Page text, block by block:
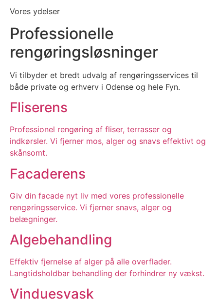
Vores ydelser
Professionelle
rengøringsløsninger
Vi tilbyder et bredt udvalg af rengøringsservices til
både private og erhverv i Odense og hele Fyn.
Fliserens
Professionel rengøring af fliser, terrasser og
indkørsler. Vi fjerner mos, alger og snavs effektivt og
skånsomt.
Facaderens
Giv din facade nyt liv med vores professionelle
rengøringsservice. Vi fjerner snavs, alger og
belægninger.
Algebehandling
Effektiv fjernelse af alger på alle overflader.
Langtidsholdbar behandling der forhindrer ny vækst.
Vinduesvask